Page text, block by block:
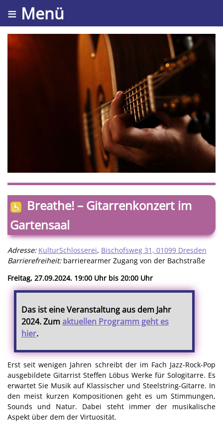
≡ Menü
Breathe! – Gitarrenkonzert im
Gartensaal
Adresse: KulturSchlosserei, Bischofsweg 31, 01099 Dresden
Barrierefreiheit:barrierearmer Zugang von der Bachstraße
Freitag, 27.09.2024. 19:00 Uhr bis 20:00 Uhr
Das ist eine Veranstaltung aus dem Jahr
2024. Zumaktuellen Programm geht es
hier.
Erst seit wenigen Jahren schreibt der im Fach Jazz-Rock-Pop
ausgebildete Gitarrist Steffen Löbus Werke für Sologitarre. Es
erwartet Sie Musik auf Klassischer und Steelstring-Gitarre. In
den meist kurzen Kompositionen geht es um Stimmungen,
Sounds und Natur. Dabei steht immer der musikalische
Aspekt über dem der Virtuosität.